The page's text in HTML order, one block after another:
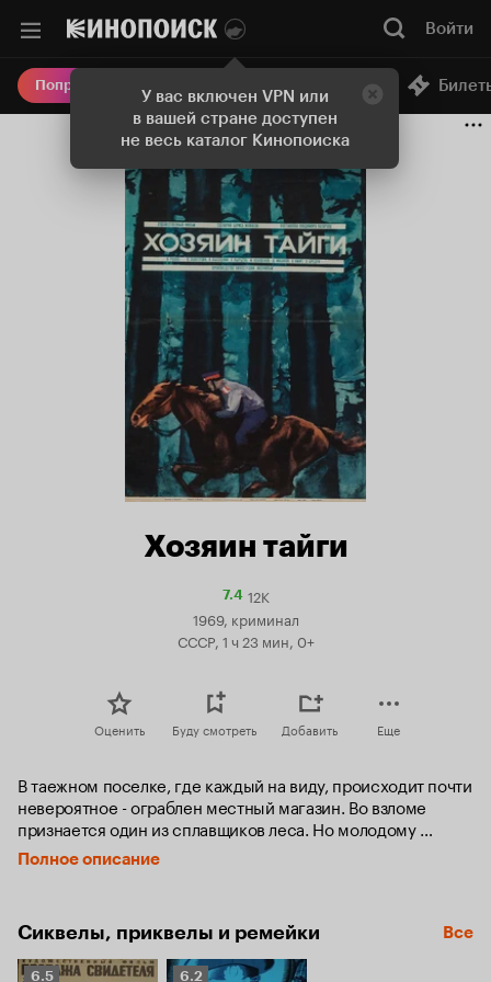
У вас включен VPN или
в вашей стране доступен
не весь каталог Кинопоиска
Войти
Попробовать Плюс Онлайн-кинотеатр
Хозяин тайги
7.4Рейтинг
7.4
12K
1969, криминал
СССР, 1 ч 23 мин, 0+
Оценить Буду смотреть Добавить Еще
В таежном поселке, где каждый на виду, происходит почти
невероятное - ограблен местный магазин. Во взломе
признается один из сплавщиков леса. Но молодому
участковому не дают покоя кое-какие «нестыковки». И в
конце концов он выходит на след подлинных участников
Полное описание
Сиквелы, приквелы и ремейки Все
Рейтинг
6.5 Рейтинг
6.2